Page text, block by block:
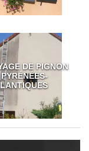
DE PIGNON